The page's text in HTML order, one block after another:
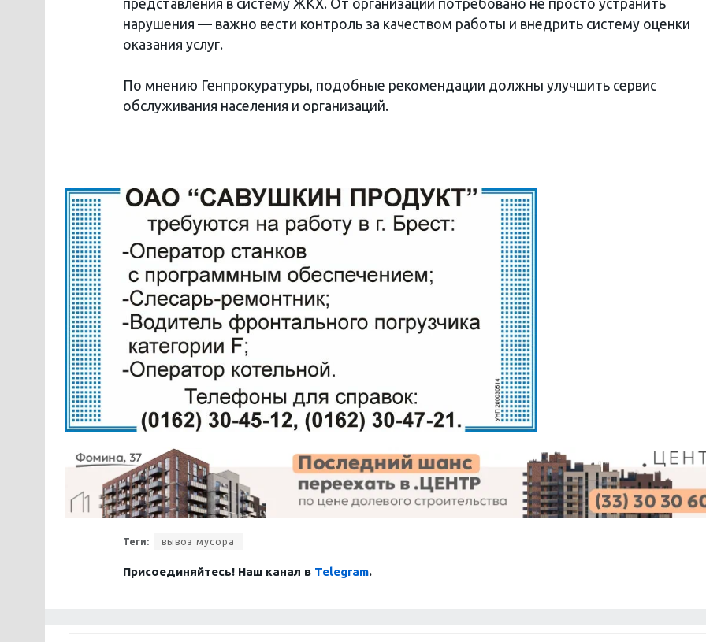
представления в систему ЖКХ. От организаций потребовано не просто устранить
нарушения — важно вести контроль за качеством работы и внедрить систему оценки
оказания услуг.
По мнению Генпрокуратуры, подобные рекомендации должны улучшить сервис
обслуживания населения и организаций.
Теги: вывоз мусора
Присоединяйтесь! Наш канал в Telegram.